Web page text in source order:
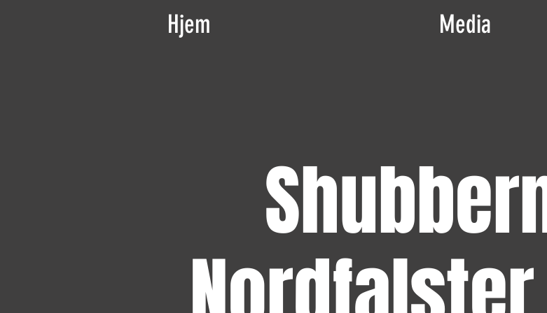
Hjem Media